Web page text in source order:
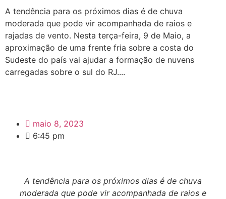
A tendência para os próximos dias é de chuva
moderada que pode vir acompanhada de raios e
rajadas de vento. Nesta terça-feira, 9 de Maio, a
aproximação de uma frente fria sobre a costa do
Sudeste do país vai ajudar a formação de nuvens
carregadas sobre o sul do RJ....
maio 8, 2023
6:45 pm
A tendência para os próximos dias é de chuva
moderada que pode vir acompanhada de raios e